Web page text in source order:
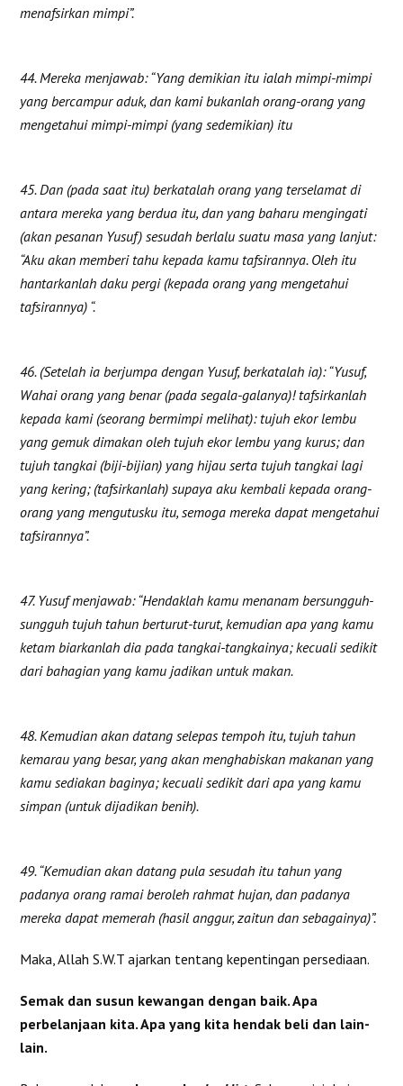
menafsirkan mimpi”.
44. Mereka menjawab: “Yang demikian itu ialah mimpi-mimpi
yang bercampur aduk, dan kami bukanlah orang-orang yang
mengetahui mimpi-mimpi (yang sedemikian) itu
45. Dan (pada saat itu) berkatalah orang yang terselamat di
antara mereka yang berdua itu, dan yang baharu mengingati
(akan pesanan Yusuf) sesudah berlalu suatu masa yang lanjut:
“Aku akan memberi tahu kepada kamu tafsirannya. Oleh itu
hantarkanlah daku pergi (kepada orang yang mengetahui
tafsirannya) “.
46. (Setelah ia berjumpa dengan Yusuf, berkatalah ia): “Yusuf,
Wahai orang yang benar (pada segala-galanya)! tafsirkanlah
kepada kami (seorang bermimpi melihat): tujuh ekor lembu
yang gemuk dimakan oleh tujuh ekor lembu yang kurus; dan
tujuh tangkai (biji-bijian) yang hijau serta tujuh tangkai lagi
yang kering; (tafsirkanlah) supaya aku kembali kepada orang-
orang yang mengutusku itu, semoga mereka dapat mengetahui
tafsirannya”.
47. Yusuf menjawab: “Hendaklah kamu menanam bersungguh-
sungguh tujuh tahun berturut-turut, kemudian apa yang kamu
ketam biarkanlah dia pada tangkai-tangkainya; kecuali sedikit
dari bahagian yang kamu jadikan untuk makan.
48. Kemudian akan datang selepas tempoh itu, tujuh tahun
kemarau yang besar, yang akan menghabiskan makanan yang
kamu sediakan baginya; kecuali sedikit dari apa yang kamu
simpan (untuk dijadikan benih).
49. “Kemudian akan datang pula sesudah itu tahun yang
padanya orang ramai beroleh rahmat hujan, dan padanya
mereka dapat memerah (hasil anggur, zaitun dan sebagainya)”.
Maka, Allah S.W.T ajarkan tentang kepentingan persediaan.
Semak dan susun kewangan dengan baik. Apa
perbelanjaan kita. Apa yang kita hendak beli dan lain-
lain.